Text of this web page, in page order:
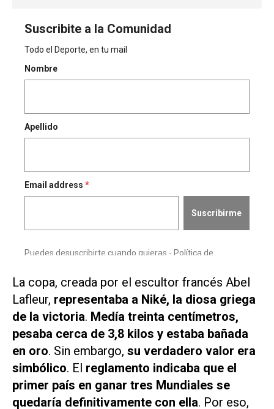
La copa, creada por el escultor francés Abel
Lafleur, representaba a Niké, la diosa griega
de la victoria. Medía treinta centímetros,
pesaba cerca de 3,8 kilos y estaba bañada
en oro. Sin embargo, su verdadero valor era
simbólico. El reglamento indicaba que el
primer país en ganar tres Mundiales se
quedaría definitivamente con ella. Por eso,